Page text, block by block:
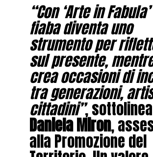
“Con ‘Arte in
fiaba diventa uno
strumento per
sul presente,
crea occasioni di
tra generazioni,
cittadini”, sottolinea
Daniela Miron,
alla Promozione del